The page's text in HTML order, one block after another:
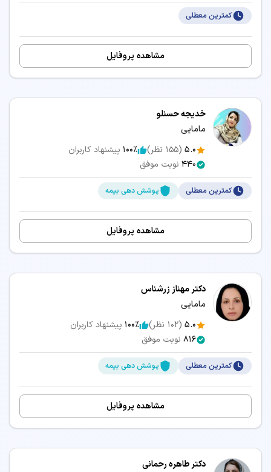
کمترین معطلی
مشاهده پروفایل
خدیجه حسنلو
مامایی
5.0
(
155 نظر) 100٪ پیشنهاد کاربران
440 نوبت موفق
کمترین معطلی پوشش دهی بیمه
مشاهده پروفایل
دکتر مهناز زرشناس
مامایی
5.0
(
102 نظر) 100٪ پیشنهاد کاربران
816 نوبت موفق
کمترین معطلی پوشش دهی بیمه
مشاهده پروفایل
دکتر طاهره رحمانی